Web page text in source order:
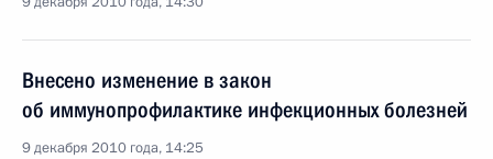
Внесено изменение в закон
об иммунопрофилактике инфекционных болезней
9 декабря 2010 года, 14:25